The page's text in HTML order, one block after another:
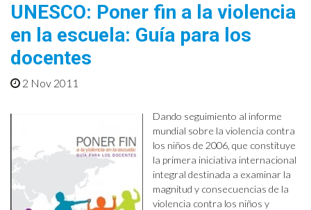
UNESCO: Poner fin a la violencia
en la escuela: Guía para los
docentes
2 Nov 2011
Dando seguimiento al informe
mundial sobre la violencia contra
los niños de 2006, que constituye
la primera iniciativa internacional
integral destinada a examinar la
magnitud y consecuencias de la
violencia contra los niños y